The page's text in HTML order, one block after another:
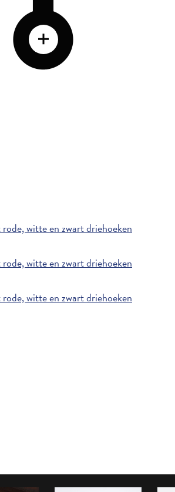
witte en zwart driehoeken
witte en zwart driehoeken
witte en zwart driehoeken